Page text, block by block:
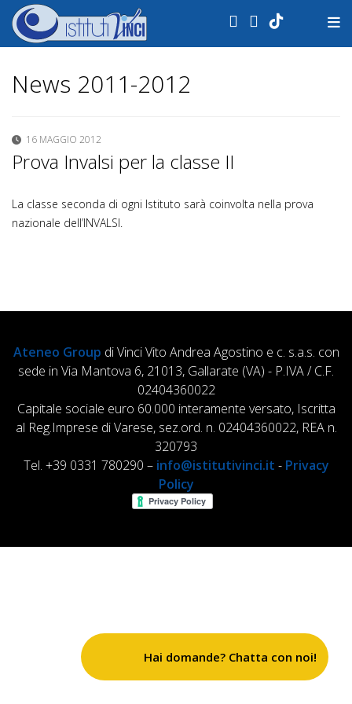
.
News 2011-2012
16 MAGGIO 2012
Prova Invalsi per la classe II
La classe seconda di ogni Istituto sarà coinvolta nella prova
nazionale dell’INVALSI.
Ateneo Group di Vinci Vito Andrea Agostino e c. s.a.s. con
sede in Via Mantova 6, 21013, Gallarate (VA) - P.IVA / C.F.
02404360022
Capitale sociale euro 60.000 interamente versato, Iscritta
al Reg.Imprese di Varese, sez.ord. n. 02404360022, REA n.
320793
Tel. +39 0331 780290 – info@istitutivinci.it - Privacy
Policy
Hai domande? Chatta con noi!